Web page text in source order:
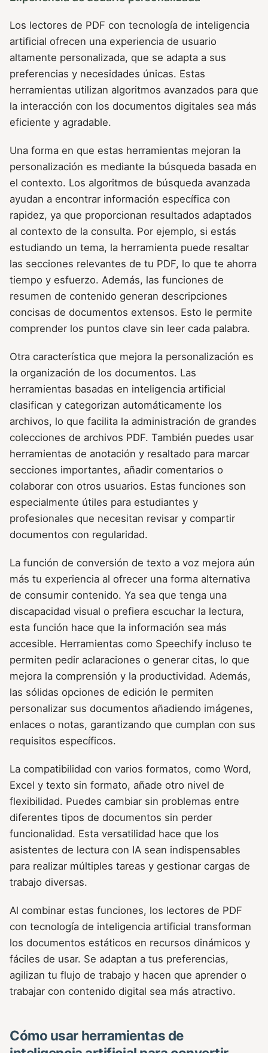
Los lectores de PDF con tecnología de inteligencia
artificial ofrecen una experiencia de usuario
altamente personalizada, que se adapta a sus
preferencias y necesidades únicas. Estas
herramientas utilizan algoritmos avanzados para que
la interacción con los documentos digitales sea más
eficiente y agradable.
Una forma en que estas herramientas mejoran la
personalización es mediante la búsqueda basada en
el contexto. Los algoritmos de búsqueda avanzada
ayudan a encontrar información específica con
rapidez, ya que proporcionan resultados adaptados
al contexto de la consulta. Por ejemplo, si estás
estudiando un tema, la herramienta puede resaltar
las secciones relevantes de tu PDF, lo que te ahorra
tiempo y esfuerzo. Además, las funciones de
resumen de contenido generan descripciones
concisas de documentos extensos. Esto le permite
comprender los puntos clave sin leer cada palabra.
Otra característica que mejora la personalización es
la organización de los documentos. Las
herramientas basadas en inteligencia artificial
clasifican y categorizan automáticamente los
archivos, lo que facilita la administración de grandes
colecciones de archivos PDF. También puedes usar
herramientas de anotación y resaltado para marcar
secciones importantes, añadir comentarios o
colaborar con otros usuarios. Estas funciones son
especialmente útiles para estudiantes y
profesionales que necesitan revisar y compartir
documentos con regularidad.
La función de conversión de texto a voz mejora aún
más tu experiencia al ofrecer una forma alternativa
de consumir contenido. Ya sea que tenga una
discapacidad visual o prefiera escuchar la lectura,
esta función hace que la información sea más
accesible. Herramientas como Speechify incluso te
permiten pedir aclaraciones o generar citas, lo que
mejora la comprensión y la productividad. Además,
las sólidas opciones de edición le permiten
personalizar sus documentos añadiendo imágenes,
enlaces o notas, garantizando que cumplan con sus
requisitos específicos.
La compatibilidad con varios formatos, como Word,
Excel y texto sin formato, añade otro nivel de
flexibilidad. Puedes cambiar sin problemas entre
diferentes tipos de documentos sin perder
funcionalidad. Esta versatilidad hace que los
asistentes de lectura con IA sean indispensables
para realizar múltiples tareas y gestionar cargas de
trabajo diversas.
Al combinar estas funciones, los lectores de PDF
con tecnología de inteligencia artificial transforman
los documentos estáticos en recursos dinámicos y
fáciles de usar. Se adaptan a tus preferencias,
agilizan tu flujo de trabajo y hacen que aprender o
trabajar con contenido digital sea más atractivo.
Cómo usar herramientas de